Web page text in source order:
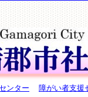
ンター 障がい者支援